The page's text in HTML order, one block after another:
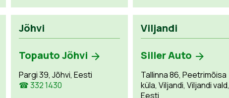
Jõhvi
Topauto Jõhvi
Pargi 39, Jõhvi, Eesti
☎ 332 1430
Viljandi
Siller Auto
Tallinna 86, Peetrimõisa
küla, Viljandi, Viljandi vald,
Eesti